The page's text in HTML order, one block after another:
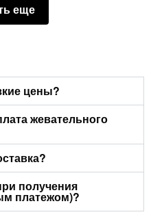
еще
цены?
жевательного
получения
платежом)?